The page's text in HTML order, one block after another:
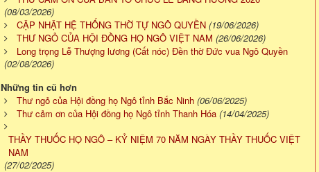
(08/03/2026)
CẬP NHẬT HỆ THỐNG THỜ TỰ NGÔ QUYỀN (19/06/2026)
THƯ NGỎ CỦA HỘI ĐỒNG HỌ NGÔ VIỆT NAM (26/06/2026)
Long trọng Lễ Thượng lương (Cất nóc) Đền thờ Đức vua Ngô Quyền
(02/08/2026)
Những tin cũ hơn
Thư ngỏ của Hội đồng họ Ngô tỉnh Bắc Ninh (06/06/2025)
Thư cảm ơn của Hội đồng họ Ngô tỉnh Thanh Hóa (14/04/2025)
THẦY THUỐC HỌ NGÔ – KỶ NIỆM 70 NĂM NGÀY THẦY THUỐC VIỆT
NAM
(27/02/2025)